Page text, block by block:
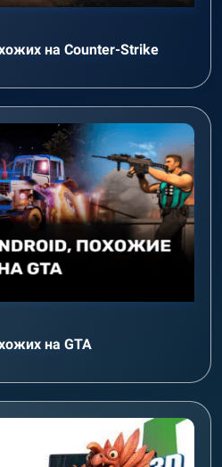
на Counter-Strike
на GTA